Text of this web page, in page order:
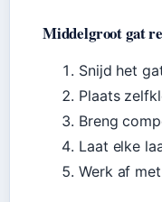
Middelgroot gat
Snijd het
Plaats
Breng
Laat elke
Werk af